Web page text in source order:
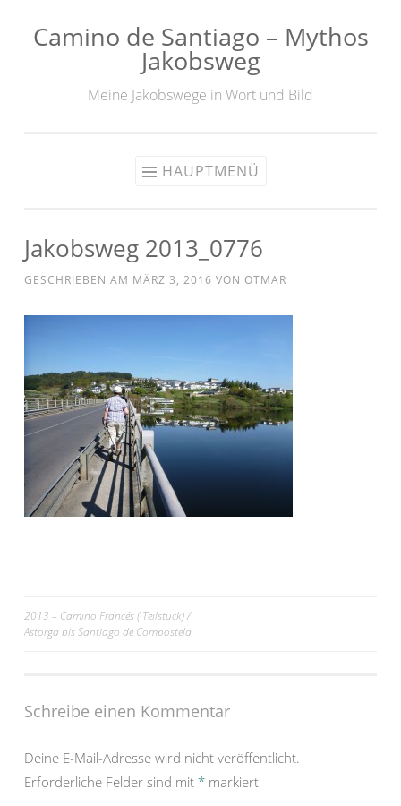
Zum
Camino de Santiago – Mythos
Jakobsweg
Meine Jakobswege in Wort und Bild
HAUPTMENÜ
Jakobsweg 2013_0776
GESCHRIEBEN AM MÄRZ 3, 2016 VON OTMAR
Beitrags-
2013 – Camino Francés ( Teilstück) /
Astorga bis Santiago de Compostela
Schreibe einen Kommentar
Deine E-Mail-Adresse wird nicht veröffentlicht.
Erforderliche Felder sind mit * markiert